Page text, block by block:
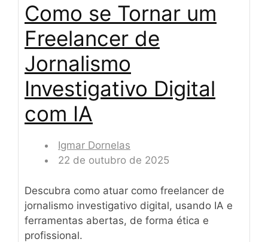
Como se Tornar um
Freelancer de
Jornalismo
Investigativo Digital
com IA
Igmar Dornelas
22 de outubro de 2025
Descubra como atuar como freelancer de
jornalismo investigativo digital, usando IA e
ferramentas abertas, de forma ética e
profissional.